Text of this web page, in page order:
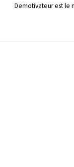
Demotivateur est le